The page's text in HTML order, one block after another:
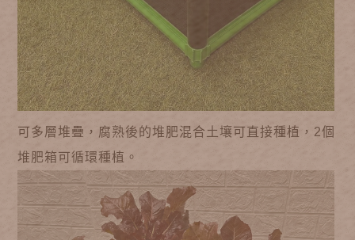
可多層堆疊，腐熟後的堆肥混合土壤可直接種植，2個
堆肥箱可循環種植。